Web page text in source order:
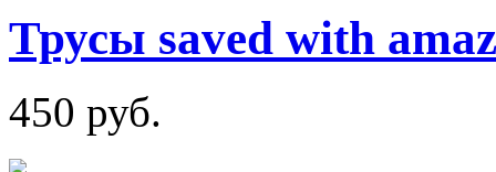
Трусы saved with
450 руб.